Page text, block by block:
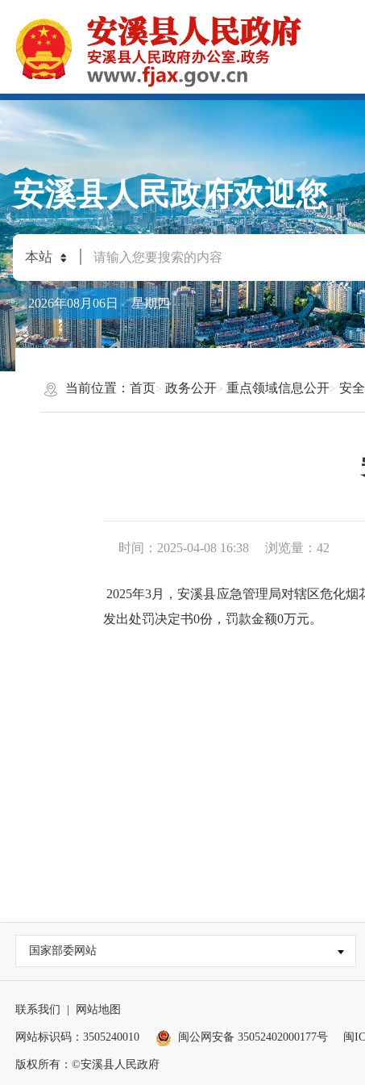
安溪县人民政府欢迎您
2026年08月06日 星期四
当前位置： 首页 政务公开 重点领域信息公开 安
时间：2025-04-08 16:38 浏览量： 42
2025年3月，安溪县应急管理局对辖区危化烟
发出处罚决定书0份，罚款金额0万元。
国家部委网站
联系我们 网站地图
网站标识码：3505240010 闽公网安备 35052402000177号 闽
版权所有：©安溪县人民政府